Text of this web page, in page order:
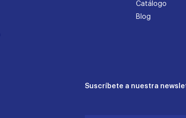
Catálogo
Blog
Suscríbete a nuestra